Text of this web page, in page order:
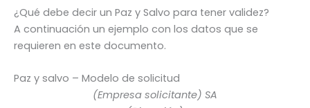
¿Qué debe decir un Paz y Salvo para tener validez?
A continuación un ejemplo con los datos que se
requieren en este documento.
Paz y salvo – Modelo de solicitud
(Empresa solicitante) SA